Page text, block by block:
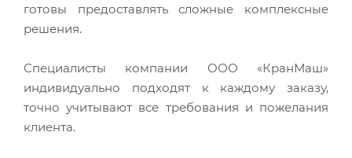
готовы предоставлять сложные комплексные
решения.
Специалисты компании ООО «КранМаш»
индивидуально подходят к каждому заказу,
точно учитывают все требования и пожелания
клиента.